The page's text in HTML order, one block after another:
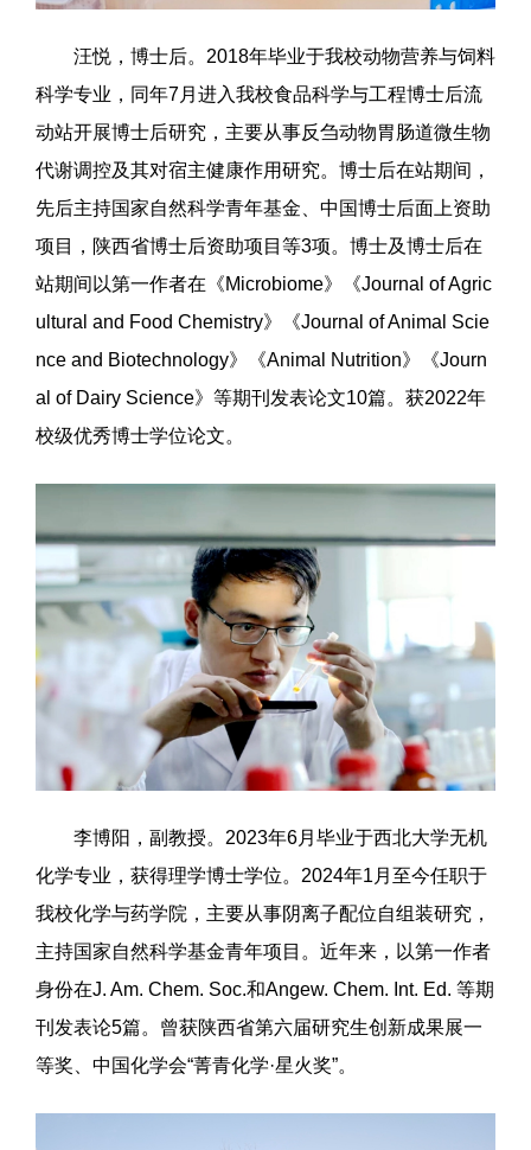
汪悦，博士后。2018年毕业于我校动物营养与饲料
科学专业，同年7月进入我校食品科学与工程博士后流
动站开展博士后研究，主要从事反刍动物胃肠道微生物
代谢调控及其对宿主健康作用研究。博士后在站期间，
先后主持国家自然科学青年基金、中国博士后面上资助
项目，陕西省博士后资助项目等3项。博士及博士后在
站期间以第一作者在《Microbiome》《Journal of Agric
ultural and Food Chemistry》《Journal of Animal Scie
nce and Biotechnology》《Animal Nutrition》《Journ
al of Dairy Science》等期刊发表论文10篇。获2022年
校级优秀博士学位论文。
李博阳，副教授。2023年6月毕业于西北大学无机
化学专业，获得理学博士学位。2024年1月至今任职于
我校化学与药学院，主要从事阴离子配位自组装研究，
主持国家自然科学基金青年项目。近年来，以第一作者
身份在J. Am. Chem. Soc.和Angew. Chem. Int. Ed. 等期
刊发表论5篇。曾获陕西省第六届研究生创新成果展一
等奖、中国化学会“菁青化学·星火奖”。